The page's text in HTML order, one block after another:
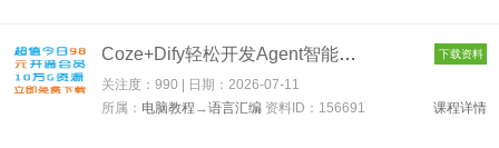
Coze+Dify轻松开发Agent智能体 156691 下载资料
关注度：990 | 日期：2026-07-11
所属： 电脑教程 →语言汇编 资料ID：156691 课程详情